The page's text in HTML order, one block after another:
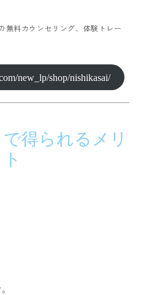
無料カウンセリング、体験トレー
new_lp/shop/nishikasai/
得られるメリ